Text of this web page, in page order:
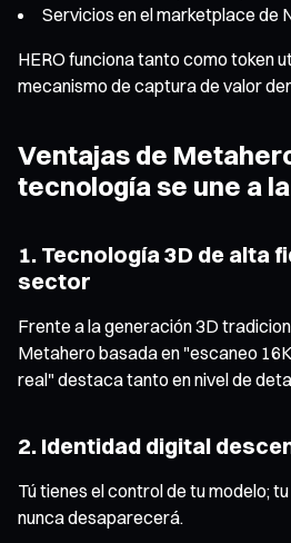
Servicios en el marketplace de
HERO funciona tanto como token
mecanismo de captura de valor
Ventajas de
tecnología se une a
1. Tecnología 3D de alta
sector
Frente a la generación 3D
Metahero basada en "escaneo
real" destaca tanto en nivel de
2. Identidad digital
Tú tienes el control de tu modelo;
nunca desaparecerá.